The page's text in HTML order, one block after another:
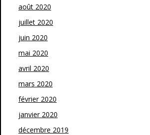
août 2020
juillet 2020
juin 2020
mai 2020
avril 2020
mars 2020
février 2020
janvier 2020
décembre 2019